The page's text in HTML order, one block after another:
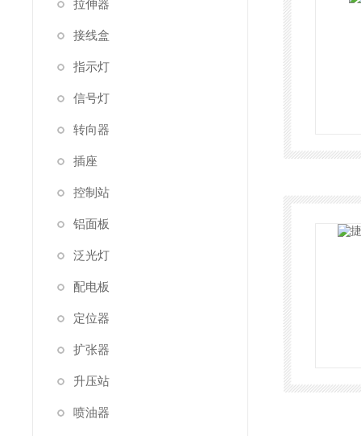
拉伸器
接线盒
指示灯
信号灯
转向器
插座
控制站
铝面板
泛光灯
配电板
定位器
扩张器
升压站
喷油器